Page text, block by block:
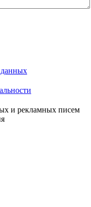
данных
и рекламных писем